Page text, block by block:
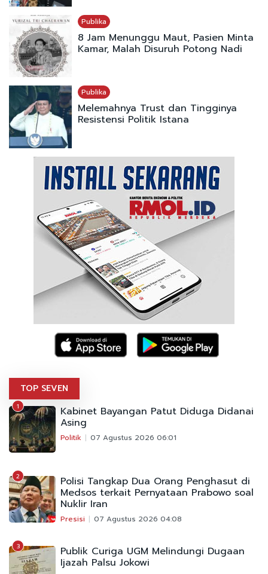
Publika
8 Jam Menunggu Maut, Pasien Minta
Kamar, Malah Disuruh Potong Nadi
Publika
Melemahnya Trust dan Tingginya
Resistensi Politik Istana
TOP SEVEN
1 Kabinet Bayangan Patut Diduga Didanai
Asing
Politik 07 Agustus 2026 06:01
2 Polisi Tangkap Dua Orang Penghasut di
Medsos terkait Pernyataan Prabowo soal
Nuklir Iran
Presisi 07 Agustus 2026 04:08
3 Publik Curiga UGM Melindungi Dugaan
Ijazah Palsu Jokowi